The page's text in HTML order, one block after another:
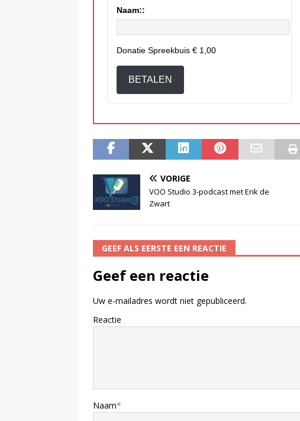
Naam::
Donatie Spreekbuis € 1,00
BETALEN
VORIGE
VOO Studio 3-podcast met Erik de
Zwart
GEEF ALS EERSTE EEN REACTIE
Geef een reactie
Uw e-mailadres wordt niet gepubliceerd.
Reactie
Naam*